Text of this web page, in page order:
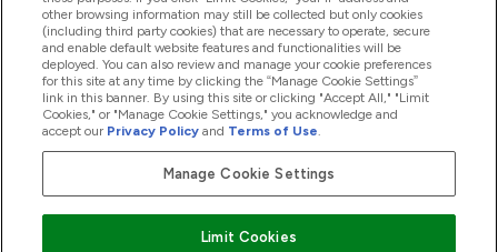
特典＆ポイント
2026 The Hut.com Ltd
Pay with
other browsing information may still be collected but only cookies
(including third party cookies) that are necessary to operate, secure
and enable default website features and functionalities will be
deployed. You can also review and manage your cookie preferences
for this site at any time by clicking the “Manage Cookie Settings”
link in this banner. By using this site or clicking "Accept All," "Limit
Cookies," or "Manage Cookie Settings," you acknowledge and
accept our Privacy Policy and Terms of Use.
Manage Cookie Settings
Limit Cookies